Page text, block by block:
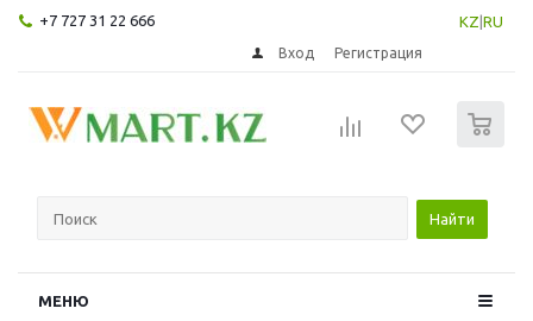
+7 727 31 22 666 KZ RU
Вход Регистрация
Найти
МЕНЮ